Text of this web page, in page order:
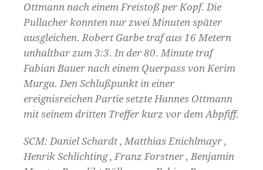
Ottmann nach einem Freistoß per Kopf. Die
Pullacher konnten nur zwei Minuten später
ausgleichen. Robert Garbe traf aus 16 Metern
unhaltbar zum 3:3. In der 80. Minute traf
Fabian Bauer nach einem Querpass von Kerim
Murga. Den Schlußpunkt in einer
ereignisreichen Partie setzte Hannes Ottmann
mit seinem dritten Treffer kurz vor dem Abpfiff.
SCM: Daniel Schardt , Matthias Enichlmayr ,
Henrik Schlichting , Franz Forstner , Benjamin